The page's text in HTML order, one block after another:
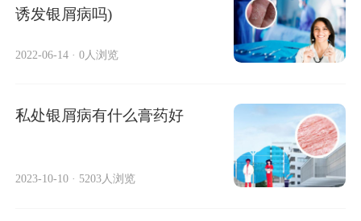
诱发银屑病吗)
2022-06-14 · 0人浏览
私处银屑病有什么膏药好
2023-10-10 · 5203人浏览